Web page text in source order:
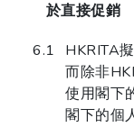
於直接促銷
HKRITA
而除非
使用閣下
閣下的個